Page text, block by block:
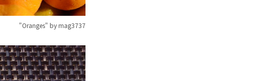
"Oranges" by mag3737